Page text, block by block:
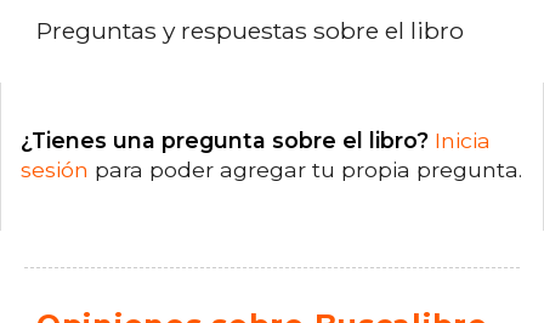
Preguntas y respuestas sobre el libro
¿Tienes una pregunta sobre el libro? Inicia
sesión para poder agregar tu propia pregunta.